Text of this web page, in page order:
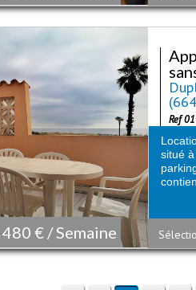
480 € / Semaine
Ref
situé